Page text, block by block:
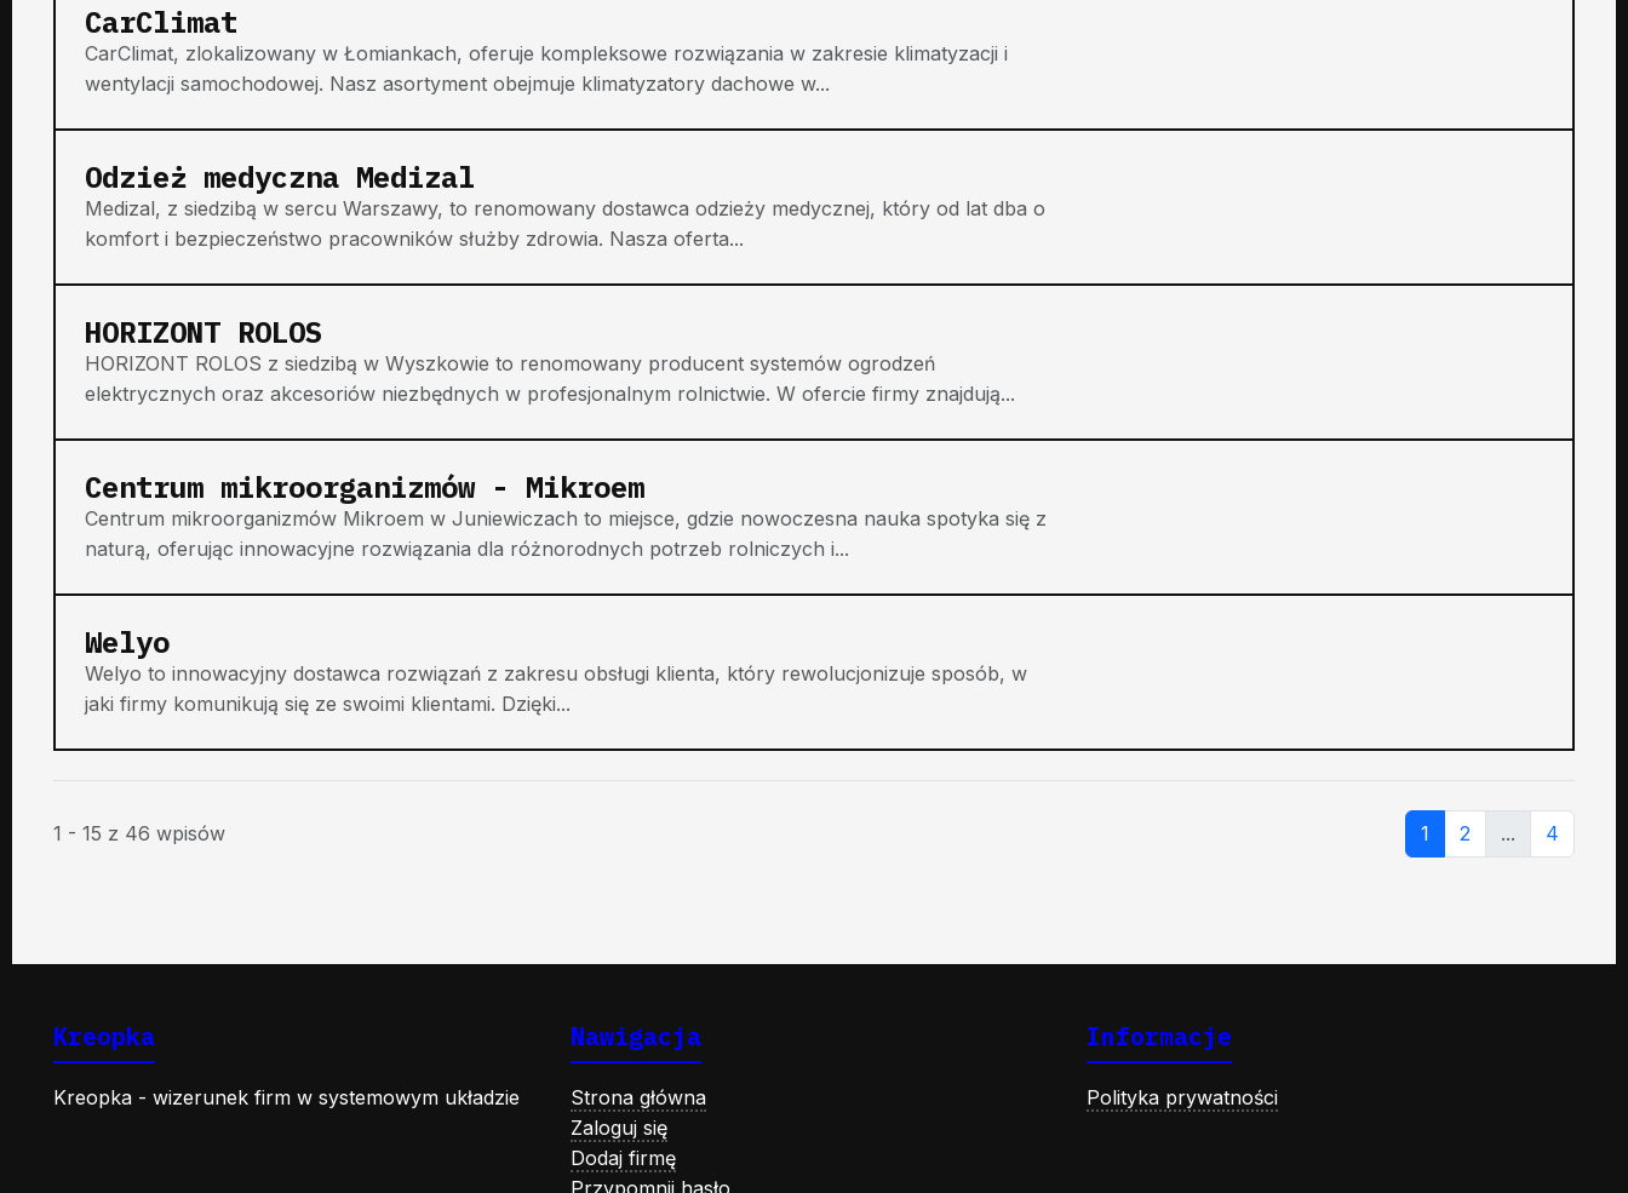
CarClimat
CarClimat, zlokalizowany w Łomiankach, oferuje kompleksowe rozwiązania w zakresie klimatyzacji i
wentylacji samochodowej. Nasz asortyment obejmuje klimatyzatory dachowe w...
Odzież medyczna Medizal
Medizal, z siedzibą w sercu Warszawy, to renomowany dostawca odzieży medycznej, który od lat dba o
komfort i bezpieczeństwo pracowników służby zdrowia. Nasza oferta...
HORIZONT ROLOS
HORIZONT ROLOS z siedzibą w Wyszkowie to renomowany producent systemów ogrodzeń
elektrycznych oraz akcesoriów niezbędnych w profesjonalnym rolnictwie. W ofercie firmy znajdują...
Centrum mikroorganizmów - Mikroem
Centrum mikroorganizmów Mikroem w Juniewiczach to miejsce, gdzie nowoczesna nauka spotyka się z
naturą, oferując innowacyjne rozwiązania dla różnorodnych potrzeb rolniczych i...
Welyo
Welyo to innowacyjny dostawca rozwiązań z zakresu obsługi klienta, który rewolucjonizuje sposób, w
jaki firmy komunikują się ze swoimi klientami. Dzięki...
1 - 15 z 46 wpisów 1 2 ... 4
Kreopka
Kreopka - wizerunek firm w systemowym układzie
Nawigacja
Strona główna
Zaloguj się
Dodaj firmę
Przypomnij hasło
Informacje
Polityka prywatności